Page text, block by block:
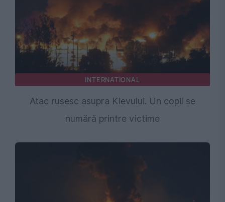
INTERNATIONAL
Atac rusesc asupra Kievului. Un copil se
numără printre victime